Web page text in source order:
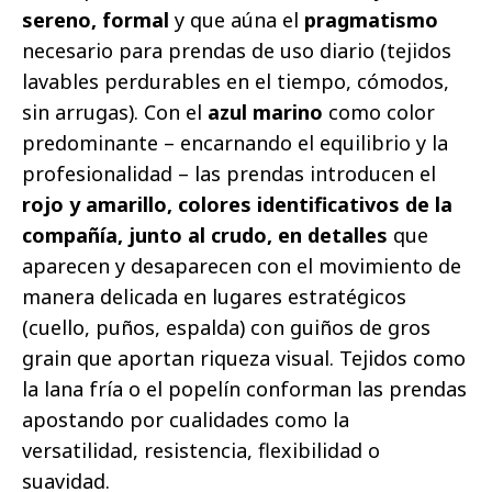
sereno, formal y que aúna el pragmatismo
necesario para prendas de uso diario (tejidos
lavables perdurables en el tiempo, cómodos,
sin arrugas). Con el azul marino como color
predominante – encarnando el equilibrio y la
profesionalidad – las prendas introducen el
rojo y amarillo, colores identificativos de la
compañía, junto al crudo, en detalles que
aparecen y desaparecen con el movimiento de
manera delicada en lugares estratégicos
(cuello, puños, espalda) con guiños de gros
grain que aportan riqueza visual. Tejidos como
la lana fría o el popelín conforman las prendas
apostando por cualidades como la
versatilidad, resistencia, flexibilidad o
suavidad.